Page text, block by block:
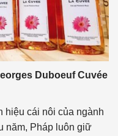
Duboeuf Cuvée
hiệu cái nôi của ngành
năm, Pháp luôn giữ